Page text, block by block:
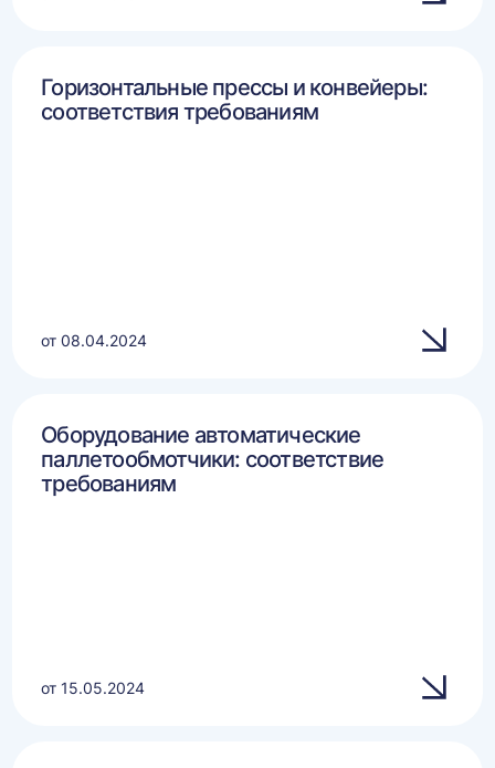
Горизонтальные прессы и конвейеры:
соответствия требованиям
от 08.04.2024
Оборудование автоматические
паллетообмотчики: соответствие
требованиям
от 15.05.2024